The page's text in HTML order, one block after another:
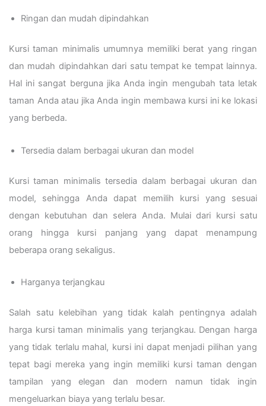
Ringan dan mudah dipindahkan
Kursi taman minimalis umumnya memiliki berat yang ringan
dan mudah dipindahkan dari satu tempat ke tempat lainnya.
Hal ini sangat berguna jika Anda ingin mengubah tata letak
taman Anda atau jika Anda ingin membawa kursi ini ke lokasi
yang berbeda.
Tersedia dalam berbagai ukuran dan model
Kursi taman minimalis tersedia dalam berbagai ukuran dan
model, sehingga Anda dapat memilih kursi yang sesuai
dengan kebutuhan dan selera Anda. Mulai dari kursi satu
orang hingga kursi panjang yang dapat menampung
beberapa orang sekaligus.
Harganya terjangkau
Salah satu kelebihan yang tidak kalah pentingnya adalah
harga kursi taman minimalis yang terjangkau. Dengan harga
yang tidak terlalu mahal, kursi ini dapat menjadi pilihan yang
tepat bagi mereka yang ingin memiliki kursi taman dengan
tampilan yang elegan dan modern namun tidak ingin
mengeluarkan biaya yang terlalu besar.